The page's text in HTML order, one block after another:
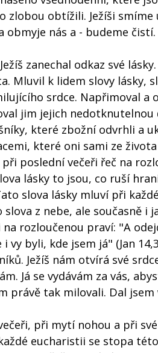
zlobou obtížili. Ježíši
obmyje nás a - budeme čistí.
zanechal odkaz své
Mluvil k lidem slovy lásky,
srdce. Napřimoval
jim jejich
které zbožní odvrhli a
které oni sami ze
při poslední večeři řeč na
lásky to jsou, co ruší
slova lásky mluví při
z nebe, ale současně
na rozloučenou praví: "A
vy byli, kde jsem já" (Jan
Ježíš nám otvírá své
Já se vydávám za vás,
právě tak milovali. Dal
při mytí nohou a při
eucharistii se stopa